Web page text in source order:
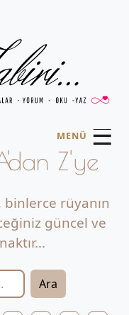
MENÜ ☰
Z'ye
rüyanın
güncel ve
Ara